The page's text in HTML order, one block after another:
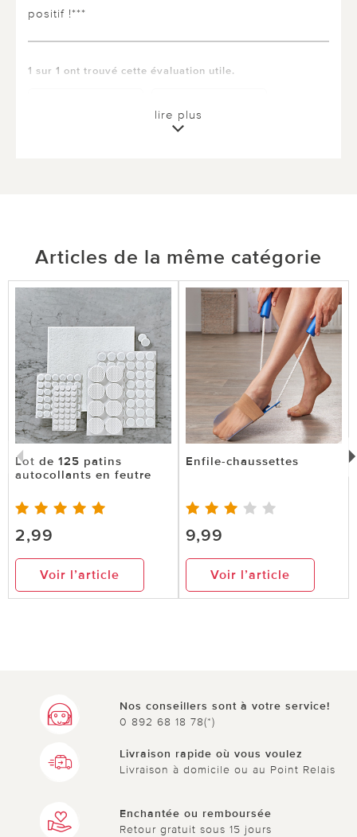
positif !***
1 sur 1 ont trouvé cette évaluation utile.
lire plus
Articles de la même catégorie
Lot de 125 patins
autocollants en feutre
2,99
Voir l’article
Enfile-chaussettes
9,99
Voir l’article
Nos conseillers sont à votre service!
0 892 68 18 78(*)
Livraison rapide où vous voulez
Livraison à domicile ou au Point Relais
Enchantée ou remboursée
Retour gratuit sous 15 jours